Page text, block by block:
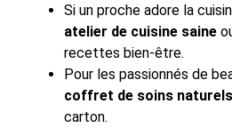
Si un proche adore la
atelier de cuisine saine
recettes bien-être.
Pour les passionnés de
coffret de soins naturels
carton.